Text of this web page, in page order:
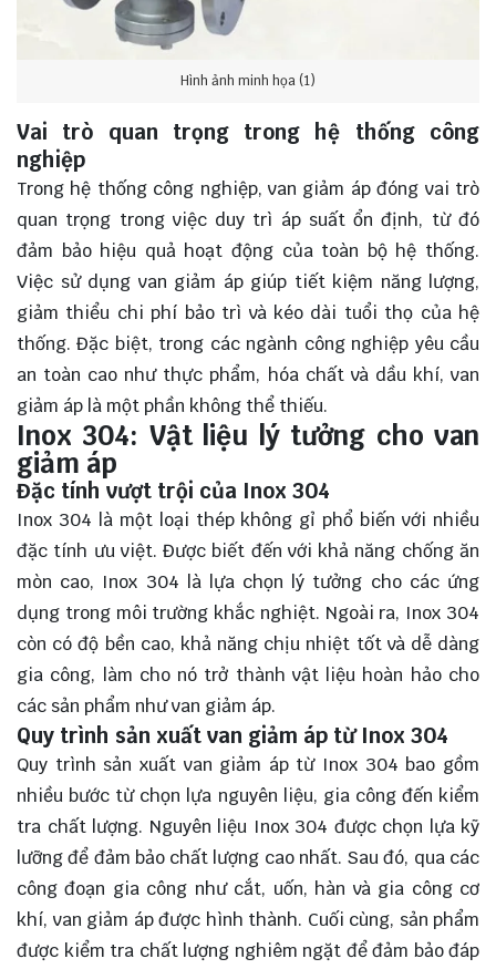
Hình ảnh minh họa (1)
Vai trò quan trọng trong hệ thống công
nghiệp
Trong hệ thống công nghiệp, van giảm áp đóng vai trò
quan trọng trong việc duy trì áp suất ổn định, từ đó
đảm bảo hiệu quả hoạt động của toàn bộ hệ thống.
Việc sử dụng van giảm áp giúp tiết kiệm năng lượng,
giảm thiểu chi phí bảo trì và kéo dài tuổi thọ của hệ
thống. Đặc biệt, trong các ngành công nghiệp yêu cầu
an toàn cao như thực phẩm, hóa chất và dầu khí, van
giảm áp là một phần không thể thiếu.
Inox 304: Vật liệu lý tưởng cho van
giảm áp
Đặc tính vượt trội của Inox 304
Inox 304 là một loại thép không gỉ phổ biến với nhiều
đặc tính ưu việt. Được biết đến với khả năng chống ăn
mòn cao, Inox 304 là lựa chọn lý tưởng cho các ứng
dụng trong môi trường khắc nghiệt. Ngoài ra, Inox 304
còn có độ bền cao, khả năng chịu nhiệt tốt và dễ dàng
gia công, làm cho nó trở thành vật liệu hoàn hảo cho
các sản phẩm như van giảm áp.
Quy trình sản xuất van giảm áp từ Inox 304
Quy trình sản xuất van giảm áp từ Inox 304 bao gồm
nhiều bước từ chọn lựa nguyên liệu, gia công đến kiểm
tra chất lượng. Nguyên liệu Inox 304 được chọn lựa kỹ
lưỡng để đảm bảo chất lượng cao nhất. Sau đó, qua các
công đoạn gia công như cắt, uốn, hàn và gia công cơ
khí, van giảm áp được hình thành. Cuối cùng, sản phẩm
được kiểm tra chất lượng nghiêm ngặt để đảm bảo đáp